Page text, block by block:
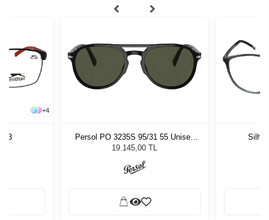
+4
C3
Persol PO 3235S 95/31 55 Unisex
Güneş Gözlüğü
19.145,00 TL